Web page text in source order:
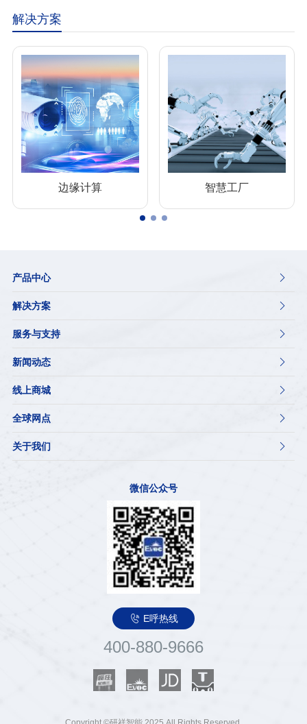
解决方案
边缘计算 智慧工厂
产品中心 
解决方案 
服务与支持 
新闻动态 
线上商城 
全球网点 
关于我们 
微信公众号
 E呼热线
400-880-9666